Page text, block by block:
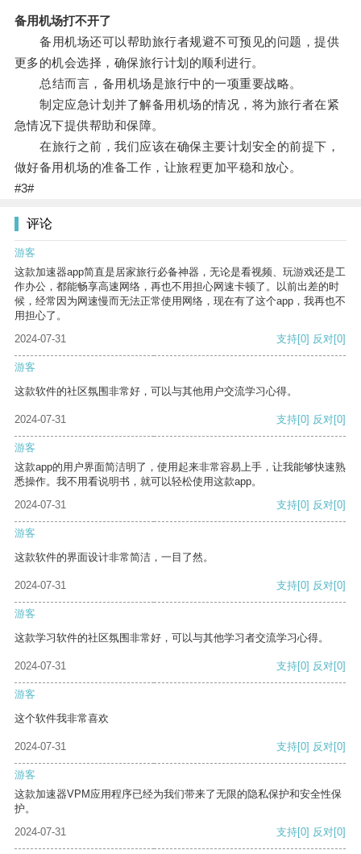
备用机场打不开了
备用机场还可以帮助旅行者规避不可预见的问题，提供
更多的机会选择，确保旅行计划的顺利进行。
总结而言，备用机场是旅行中的一项重要战略。
制定应急计划并了解备用机场的情况，将为旅行者在紧
急情况下提供帮助和保障。
在旅行之前，我们应该在确保主要计划安全的前提下，
做好备用机场的准备工作，让旅程更加平稳和放心。
#3#
评论
游客
这款加速器app简直是居家旅行必备神器，无论是看视频、玩游戏还是工
作办公，都能畅享高速网络，再也不用担心网速卡顿了。以前出差的时
候，经常因为网速慢而无法正常使用网络，现在有了这个app，我再也不
用担心了。
2024-07-31
支持[0] 反对[0]
游客
这款软件的社区氛围非常好，可以与其他用户交流学习心得。
2024-07-31 支持[0] 反对[0]
游客
这款app的用户界面简洁明了，使用起来非常容易上手，让我能够快速熟
悉操作。我不用看说明书，就可以轻松使用这款app。
2024-07-31
支持[0] 反对[0]
游客
这款软件的界面设计非常简洁，一目了然。
2024-07-31 支持[0] 反对[0]
游客
这款学习软件的社区氛围非常好，可以与其他学习者交流学习心得。
2024-07-31 支持[0] 反对[0]
游客
这个软件我非常喜欢
2024-07-31 支持[0] 反对[0]
游客
这款加速器VPM应用程序已经为我们带来了无限的隐私保护和安全性保
护。
2024-07-31
支持[0] 反对[0]